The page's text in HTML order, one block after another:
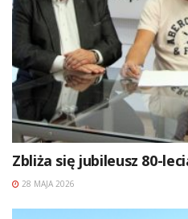
Zbliża się jubileusz 80-
28 MAJA 2026